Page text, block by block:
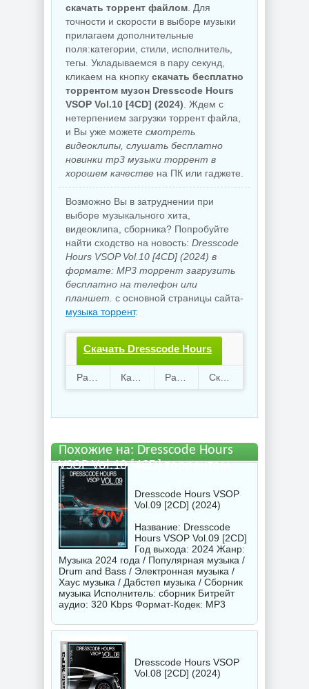
скачать торрент файлом . Для
точности и скорости в выборе музыки
прилагаем дополнительные
поля:категории, стили, исполнитель,
тегы. Укладываемся в пару секунд,
кликаем на кнопку скачать бесплатно
торрентом музон Dresscode Hours
VSOP Vol.10 [4CD] (2024) . Ждем с
нетерпением загрузки торрент файла,
и Вы уже можете смотреть
видеоклипы, слушать бесплатно
новинки mp3 музыки торрент в
хорошем качестве на ПК или гаджете.
Возможно Вы в затруднении при
выборе музыкального хита,
видеоклипа, сборника? Попробуйте
найти сходство на новость: Dresscode
Hours VSOP Vol.10 [4CD] (2024) в
формате: MP3 торрент загрузить
бесплатно на телефон или
планшет. с основной страницы сайта-
музыка торрент.
Скачать Dresscode Hours
VSOP Vol.10 [4CD].torrent
55 53 697.61 Mb
Похожие на: Dresscode Hours
VSOP Vol.10 [4CD] торрентом
Dresscode Hours VSOP
Vol.09 [2CD] (2024)
Название: Dresscode
Hours VSOP Vol.09 [2CD]
Год выхода: 2024 Жанр:
Музыка 2024 года / Популярная музыка /
Drum and Bass / Электронная музыка /
Хаус музыка / Дабстеп музыка / Сборник
музыка Исполнитель: сборник Битрейт
аудио: 320 Kbps Формат-Кодек: MP3
Dresscode Hours VSOP
Vol.08 [2CD] (2024)